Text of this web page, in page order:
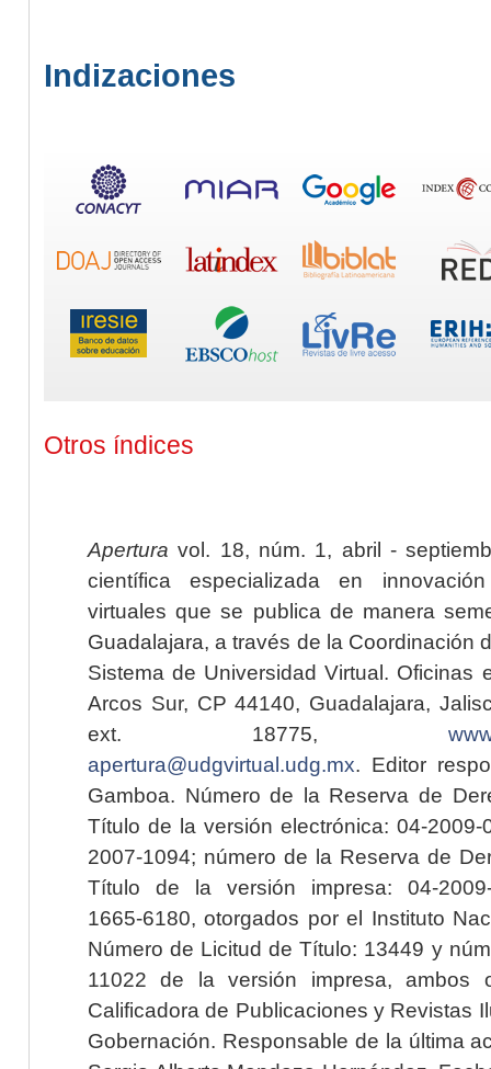
Indizaciones
Otros índices
Apertura vol. 18, núm. 1, abril -
científica especializada en
virtuales que se publica de manera
Guadalajara, a través de la Coordinación
Sistema de Universidad Virtual. Oficinas
Arcos Sur, CP 44140, Guadalajara,
ext. 18775,
apertura@udgvirtual.udg.mx. Editor
Gamboa. Número de la Reserva de
Título de la versión electrónica: 04-2009-
2007-1094; número de la Reserva de
Título de la versión impresa: 04-2009-
1665-6180, otorgados por el Instituto
Número de Licitud de Título: 13449 y
11022 de la versión impresa, ambos
Calificadora de Publicaciones y Revistas
Gobernación. Responsable de la última